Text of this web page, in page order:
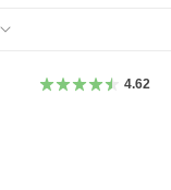
4.62